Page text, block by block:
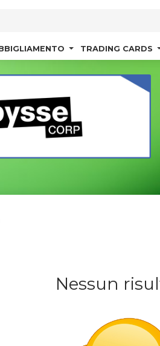
TRADING CARDS
Nessun